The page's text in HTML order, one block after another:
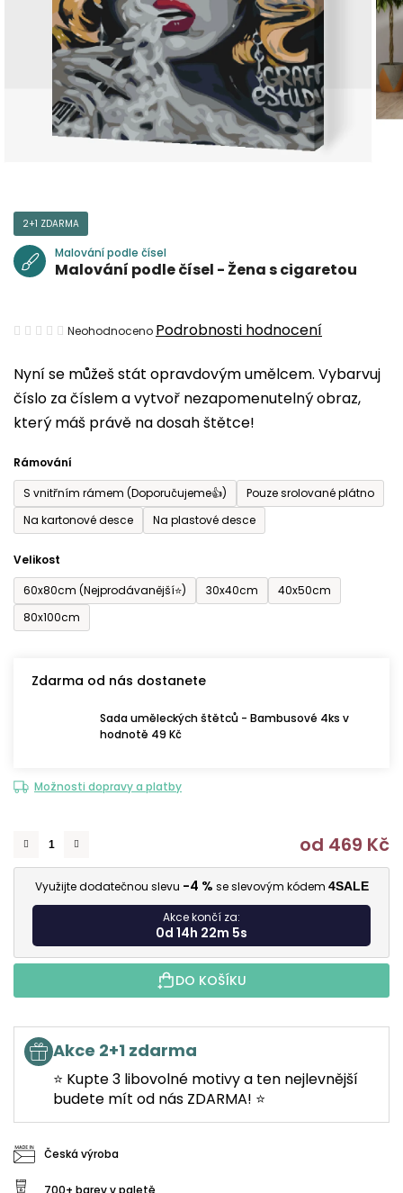
Nyní se můžeš stát opravdovým umělcem. Vybarvuj
číslo za číslem a vytvoř nezapomenutelný obraz,
který máš právě na dosah štětce!
Rámování
S vnitřním rámem (Doporučujeme👍)
Pouze srolované plátno
Na kartonové desce
Na plastové desce
Velikost
60x80cm (Nejprodávanější⭐)
30x40cm
40x50cm
80x100cm
Zdarma od nás dostanete
Sada uměleckých štětců - Bambusové 4ks v
hodnotě 49 Kč
Možnosti dopravy a platby
od 469 Kč
Využijte dodatečnou slevu -4 % se slevovým kódem 4SALE
Akce končí za:
0d 14h 22m 4s
DO KOŠÍKU
Akce 2+1 zdarma
⭐ Kupte 3 libovolné motivy a ten nejlevnější
budete mít od nás ZDARMA! ⭐
Česká výroba
2+1 ZDARMA
Malování podle čísel
Malování podle čísel - Žena s cigaretou
Průměrné
produktu
je
0,0
5
hvězdiček.
Neohodnoceno Podrobnosti hodnocení